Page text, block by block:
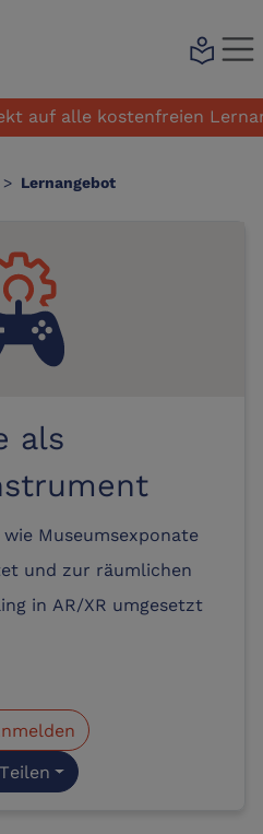
local_library
alle kostenfreien
> Lernangebot
als
Museumsexponate
und zur räumlichen
in AR/XR umgesetzt
Teilen